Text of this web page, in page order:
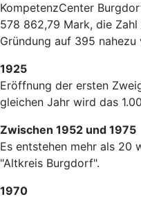
KompetenzCenter
578 862,79 Mark, die
Gründung auf 395
1925
Eröffnung der ersten
gleichen Jahr wird das
Zwischen 1952 und 1975
Es entstehen mehr als 20
"Altkreis Burgdorf".
1970